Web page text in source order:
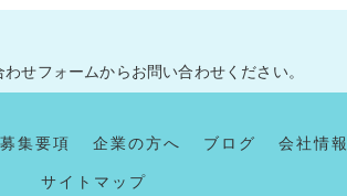
せフォームからお問い合わせください。
募集要項 企業の方へ ブログ 会社情報
サイトマップ